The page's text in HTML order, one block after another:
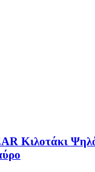
Κιλοτάκι